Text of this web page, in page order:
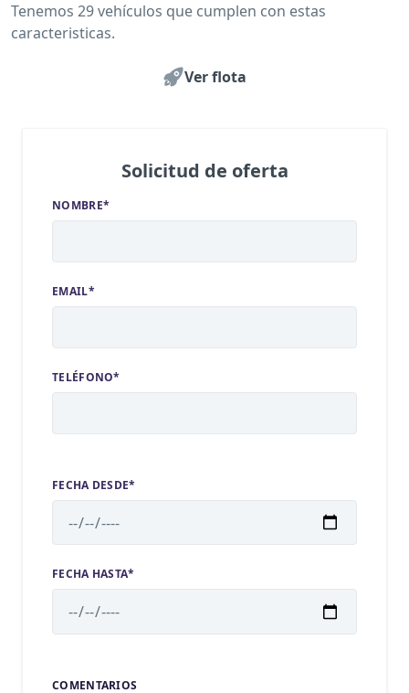
Tenemos 29 vehículos que cumplen con estas
caracteristicas.
Ver flota
Solicitud de oferta
NOMBRE*
EMAIL*
TELÉFONO*
FECHA DESDE*
FECHA HASTA*
COMENTARIOS